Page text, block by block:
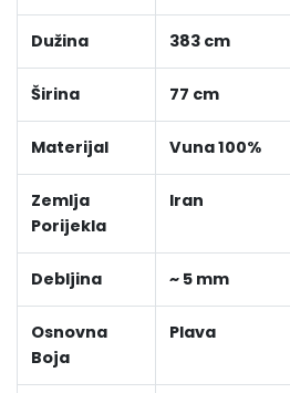
Dužina 383 cm
Širina 77 cm
Materijal Vuna 100%
Zemlja
Porijekla
Iran
Debljina ~ 5 mm
Osnovna
Boja
Plava